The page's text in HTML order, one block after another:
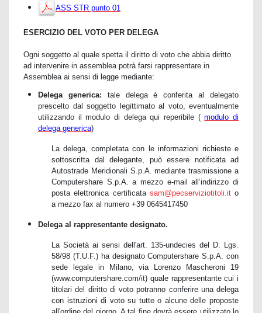
ASS STR punto 01
ESERCIZIO DEL VOTO PER DELEGA
Ogni soggetto al quale spetta il diritto di voto che abbia diritto
ad intervenire in assemblea potrà farsi rappresentare in
Assemblea ai sensi di legge mediante:
Delega generica: tale delega è conferita al delegato
prescelto dal soggetto legittimato al voto, eventualmente
utilizzando il modulo di delega qui reperibile (modulo di
delega generica)
La delega, completata con le informazioni richieste e
sottoscritta dal delegante, può essere notificata ad
Autostrade Meridionali S.p.A. mediante trasmissione a
Computershare S.p.A. a mezzo e-mail all’indirizzo di
posta elettronica certificata sam@pecserviziotitoli.ito
a mezzo fax al numero +39 0645417450
Delega al rappresentante designato.
La Società ai sensi dell'art. 135-undecies del D. Lgs.
58/98 (T.U.F.) ha designato Computershare S.p.A. con
sede legale in Milano, via Lorenzo Mascheroni 19
(www.computershare.com/it) quale rappresentante cui i
titolari del diritto di voto potranno conferire una delega
con istruzioni di voto su tutte o alcune delle proposte